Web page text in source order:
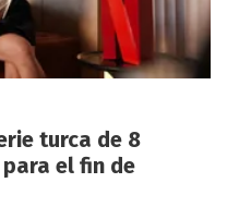
turca de 8
el fin de